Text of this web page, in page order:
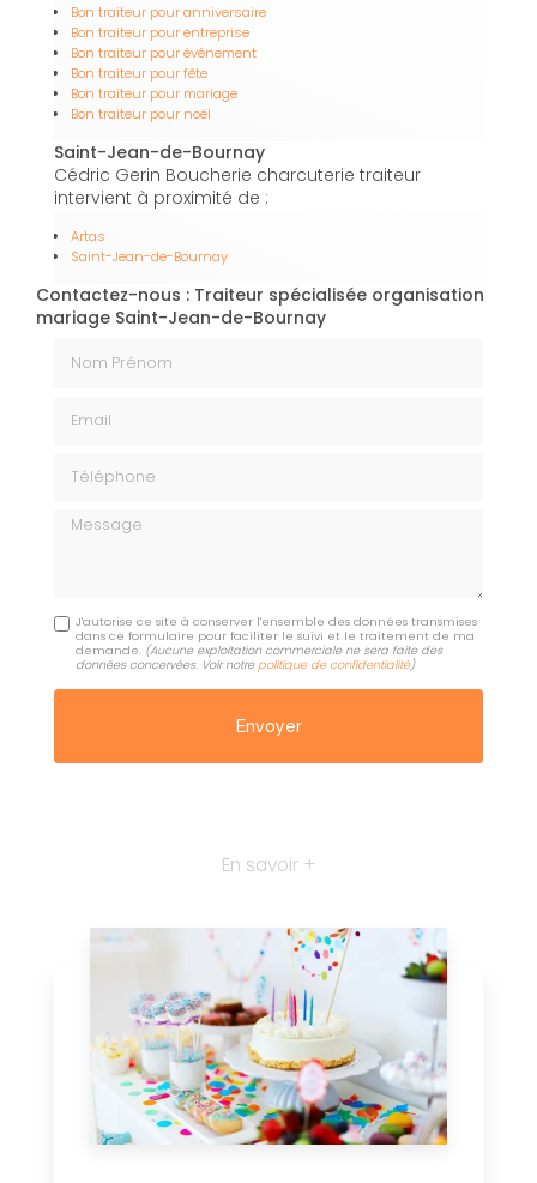
Bon traiteur pour anniversaire
Bon traiteur pour entreprise
Bon traiteur pour événement
Bon traiteur pour fête
Bon traiteur pour mariage
Bon traiteur pour noël
Saint-Jean-de-Bournay
Cédric Gerin Boucherie charcuterie traiteur
intervient à proximité de :
Artas
Saint-Jean-de-Bournay
Contactez-nous : Traiteur spécialisée organisation
mariage Saint-Jean-de-Bournay
Message
J'autorise ce site à conserver l'ensemble des données transmises
dans ce formulaire pour faciliter le suivi et le traitement de ma
demande. (Aucune exploitation commerciale ne sera faite des
données concervées. Voir notre politique de confidentialité)
En savoir +